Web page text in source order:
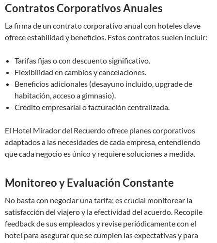
Contratos Corporativos Anuales
La firma de un contrato corporativo anual con hoteles clave
ofrece estabilidad y beneficios. Estos contratos suelen incluir:
Tarifas fijas o con descuento significativo.
Flexibilidad en cambios y cancelaciones.
Beneficios adicionales (desayuno incluido, upgrade de
habitación, acceso a gimnasio).
Crédito empresarial o facturación centralizada.
El Hotel Mirador del Recuerdo ofrece planes corporativos
adaptados a las necesidades de cada empresa, entendiendo
que cada negocio es único y requiere soluciones a medida.
Monitoreo y Evaluación Constante
No basta con negociar una tarifa; es crucial monitorear la
satisfacción del viajero y la efectividad del acuerdo. Recopile
feedback de sus empleados y revise periódicamente con el
hotel para asegurar que se cumplen las expectativas y para